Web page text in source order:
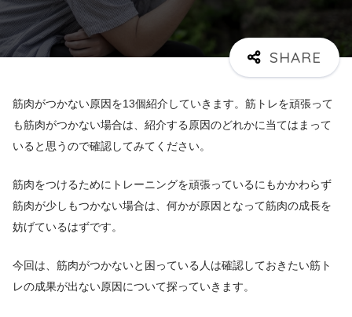
筋肉がつかない原因を13個紹介していきます。筋トレを頑張って
も筋肉がつかない場合は、紹介する原因のどれかに当てはまって
いると思うので確認してみてください。
筋肉をつけるためにトレーニングを頑張っているにもかかわらず
筋肉が少しもつかない場合は、何かが原因 となって筋肉の成長を
妨げているはずです。
今回は、筋肉がつかないと困っている人は確認しておきたい筋ト
レの成果が出ない原因について探っていきます。